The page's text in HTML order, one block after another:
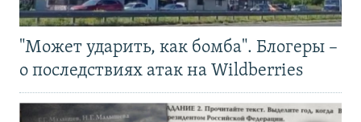
"Может ударить, как бомба". Блогеры –
о последствиях атак на Wildberries